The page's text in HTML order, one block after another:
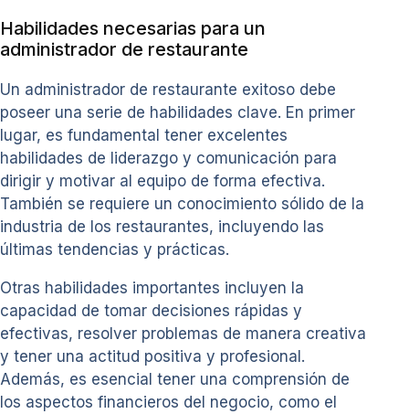
Habilidades necesarias para un
administrador de restaurante
Un administrador de restaurante exitoso debe
poseer una serie de habilidades clave. En primer
lugar, es fundamental tener excelentes
habilidades de liderazgo y comunicación para
dirigir y motivar al equipo de forma efectiva.
También se requiere un conocimiento sólido de la
industria de los restaurantes, incluyendo las
últimas tendencias y prácticas.
Otras habilidades importantes incluyen la
capacidad de tomar decisiones rápidas y
efectivas, resolver problemas de manera creativa
y tener una actitud positiva y profesional.
Además, es esencial tener una comprensión de
los aspectos financieros del negocio, como el